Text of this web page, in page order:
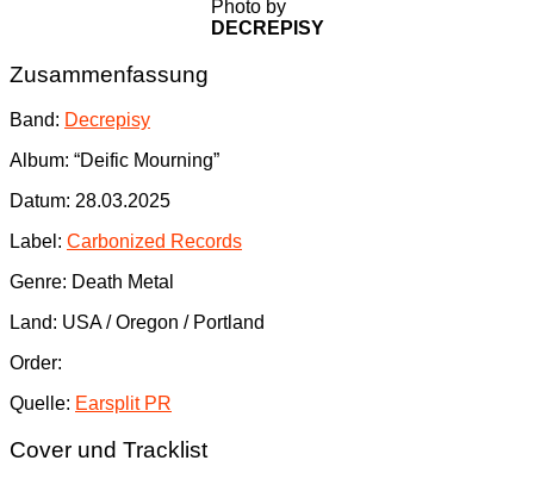
Photo by
DECREPISY
Zusammenfassung
Band: Decrepisy
Album: “Deific Mourning”
Datum: 28.03.2025
Label: Carbonized Records
Genre: Death Metal
Land: USA / Oregon / Portland
Order:
Quelle: Earsplit PR
Cover und Tracklist